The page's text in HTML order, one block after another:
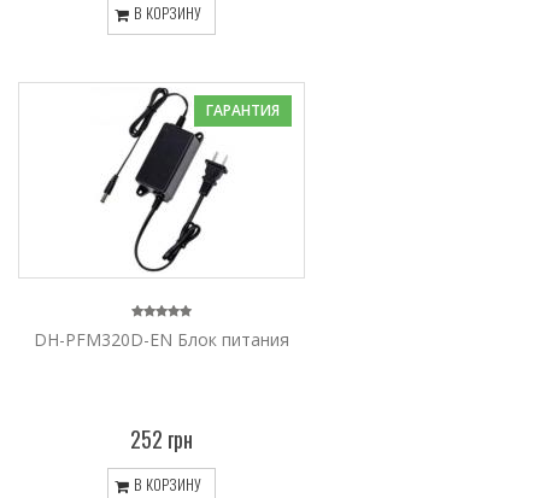
В КОРЗИНУ
ГАРАНТИЯ
DH-PFM320D-EN Блок питания
252 грн
В КОРЗИНУ